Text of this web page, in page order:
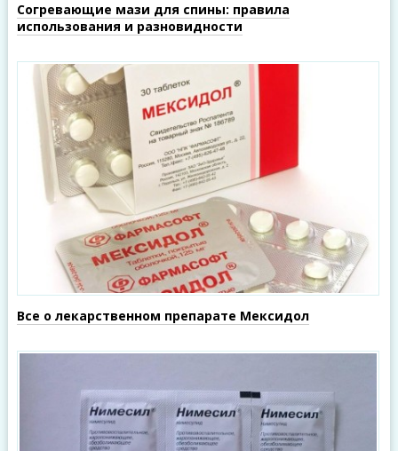
Согревающие мази для спины: правила
использования и разновидности
Все о лекарственном препарате Мексидол